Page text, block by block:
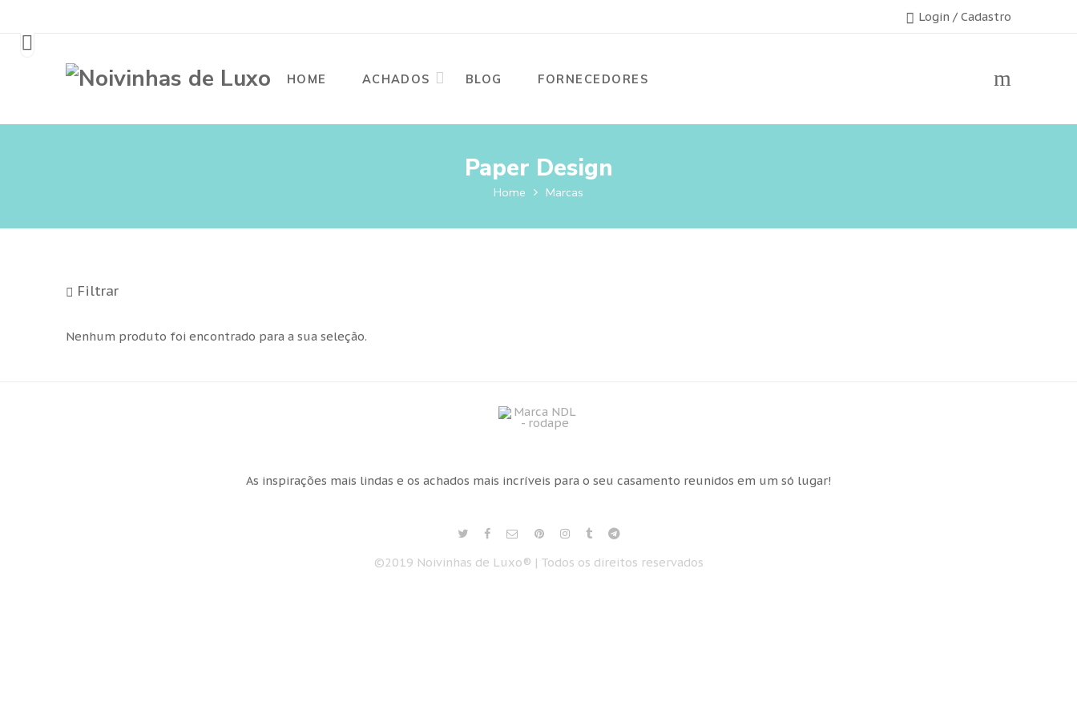
Login / Cadastro
HOME ACHADOS BLOG FORNECEDORES
Paper Design
Home Marcas
Filtrar
Nenhum produto foi encontrado para a sua seleção.
As inspirações mais lindas e os achados mais incríveis para o seu casamento reunidos em um só lugar!
©2019 Noivinhas de Luxo® | Todos os direitos reservados